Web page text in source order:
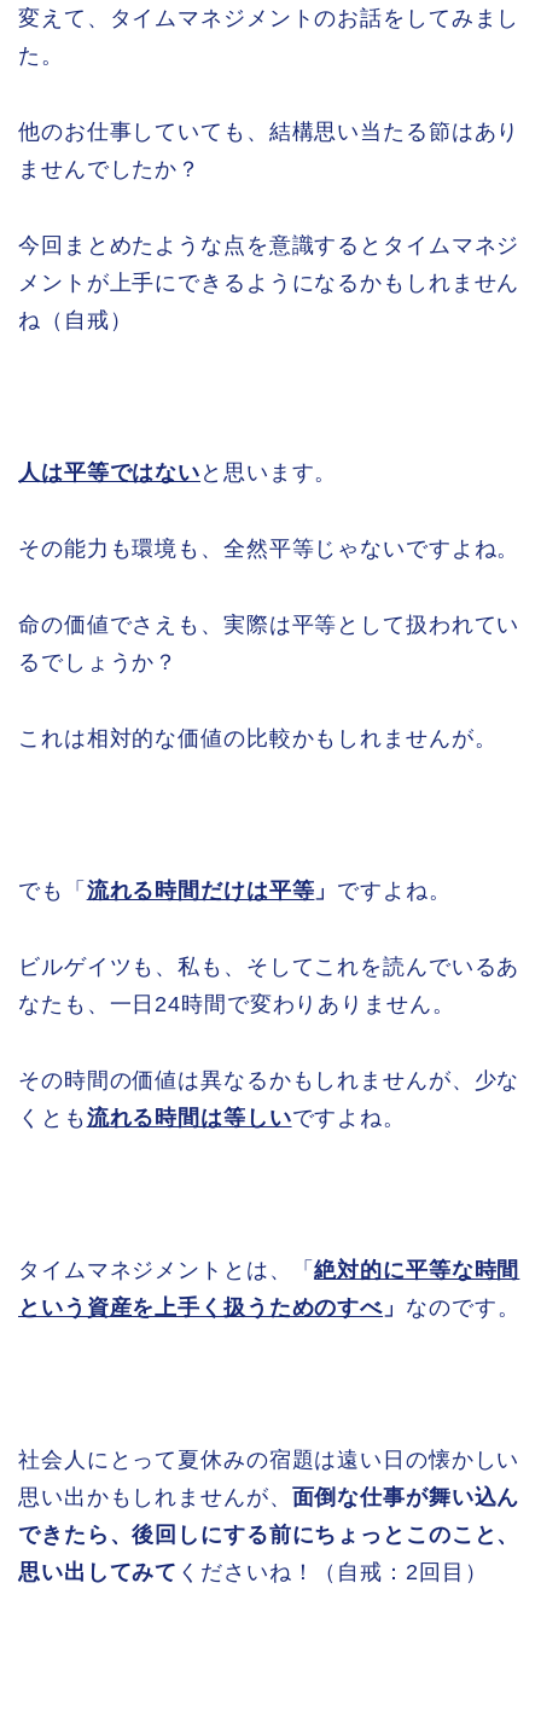
変えて、タイムマネジメントのお話をしてみまし
た。
他のお仕事していても、結構思い当たる節はあり
ませんでしたか？
今回まとめたような点を意識するとタイムマネジ
メントが上手にできるようになるかもしれません
ね（自戒）
人は平等ではない と思います。
その能力も環境も、全然平等じゃないですよね。
命の価値でさえも、実際は平等として扱われてい
るでしょうか？
これは相対的な価値の比較かもしれませんが。
でも「 流れる時間だけは平等 」 ですよね。
ビルゲイツも、私も、そしてこれを読んでいるあ
なたも、一日24時間で変わりありません。
その時間の価値は異なるかもしれませんが、少な
くとも 流れる時間は等しいですよね。
タイムマネジメントとは、「絶対的に平等な時間
という資産を上手く扱うためのすべ 」 なのです。
社会人にとって夏休みの宿題は遠い日の懐かしい
思い出かもしれませんが、 面倒な仕事が舞い込ん
できたら、後回しにする前にちょっとこのこと、
思い出してみて くださいね！（自戒：2回目）